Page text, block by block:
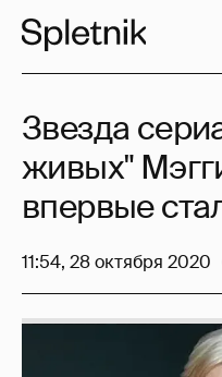
Звезда
живых"
впервые
11:54, 28 октября 2020